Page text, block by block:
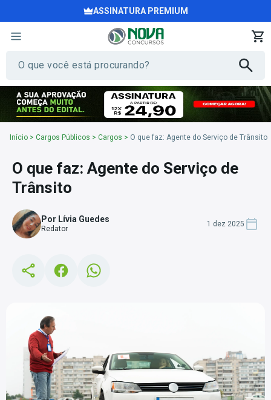
ASSINATURA PREMIUM
Início > Cargos Públicos > Cargos > O que faz: Agente do Serviço de Trânsito
O que faz: Agente do Serviço de
Trânsito
Por Lívia Guedes
Redator
1 dez 2025